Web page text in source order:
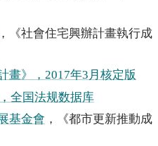
，《社會住宅興辦計畫執行成
畫》，2017年3月核定版
全国法规数据库
基金會 ，《都市更新推動成